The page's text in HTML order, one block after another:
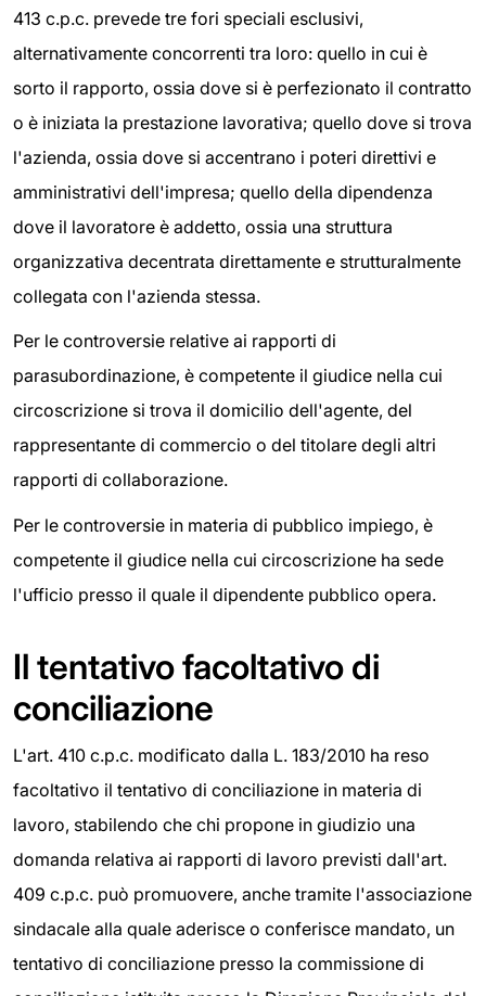
413 c.p.c. prevede tre fori speciali esclusivi,
alternativamente concorrenti tra loro: quello in cui è
sorto il rapporto, ossia dove si è perfezionato il contratto
o è iniziata la prestazione lavorativa; quello dove si trova
l'azienda, ossia dove si accentrano i poteri direttivi e
amministrativi dell'impresa; quello della dipendenza
dove il lavoratore è addetto, ossia una struttura
organizzativa decentrata direttamente e strutturalmente
collegata con l'azienda stessa.
Per le controversie relative ai rapporti di
parasubordinazione, è competente il giudice nella cui
circoscrizione si trova il domicilio dell'agente, del
rappresentante di commercio o del titolare degli altri
rapporti di collaborazione.
Per le controversie in materia di pubblico impiego, è
competente il giudice nella cui circoscrizione ha sede
l'ufficio presso il quale il dipendente pubblico opera.
Il tentativo facoltativo di
conciliazione
L'art. 410 c.p.c. modificato dalla L. 183/2010 ha reso
facoltativo il tentativo di conciliazione in materia di
lavoro, stabilendo che chi propone in giudizio una
domanda relativa ai rapporti di lavoro previsti dall'art.
409 c.p.c. può promuovere, anche tramite l'associazione
sindacale alla quale aderisce o conferisce mandato, un
tentativo di conciliazione presso la commissione di